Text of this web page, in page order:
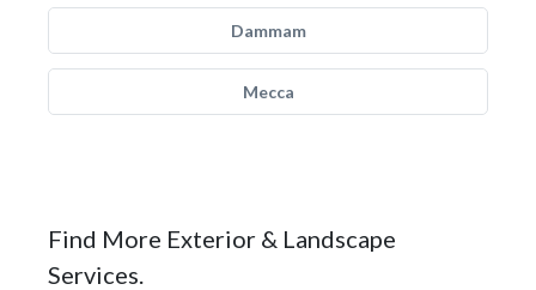
Dammam
Mecca
Find More Exterior & Landscape
Services.